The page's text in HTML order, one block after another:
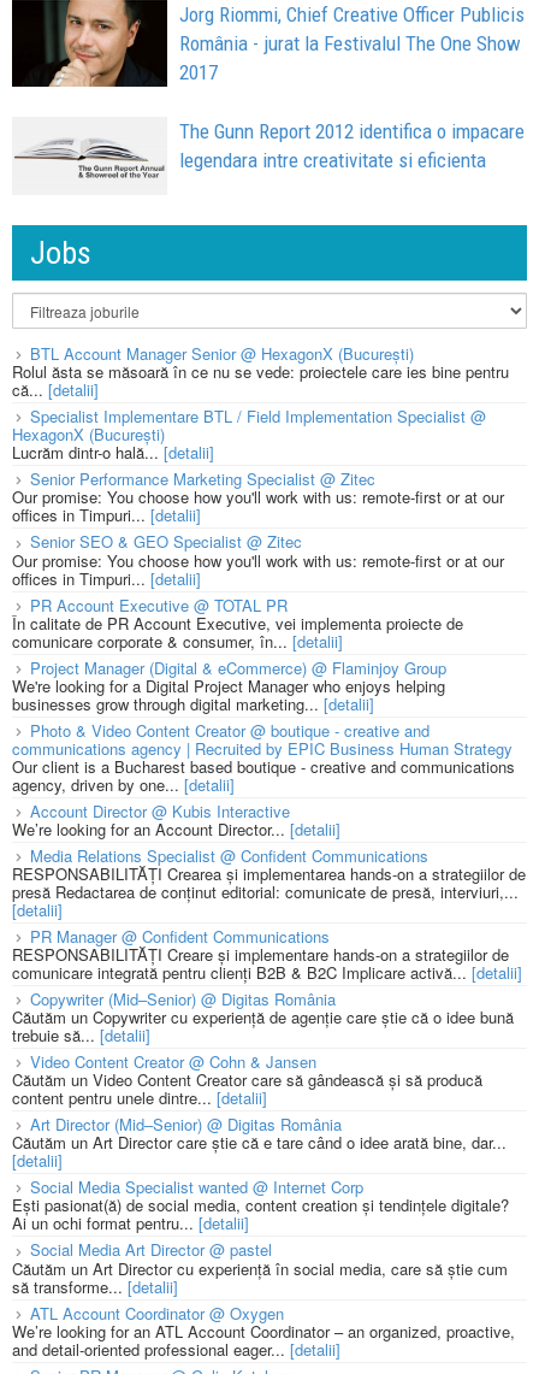
Jorg Riommi, Chief Creative Officer Publicis
România - jurat la Festivalul The One Show
2017
The Gunn Report 2012 identifica o impacare
legendara intre creativitate si eficienta
Jobs
BTL Account Manager Senior @ HexagonX (București)
Rolul ăsta se măsoară în ce nu se vede: proiectele care ies bine pentru
că... [detalii]
Specialist Implementare BTL / Field Implementation Specialist @
HexagonX (București)
Lucrăm dintr-o hală... [detalii]
Senior Performance Marketing Specialist @ Zitec
Our promise: You choose how you'll work with us: remote-first or at our
offices in Timpuri... [detalii]
Senior SEO & GEO Specialist @ Zitec
Our promise: You choose how you'll work with us: remote-first or at our
offices in Timpuri... [detalii]
PR Account Executive @ TOTAL PR
În calitate de PR Account Executive, vei implementa proiecte de
comunicare corporate & consumer, în... [detalii]
Project Manager (Digital & eCommerce) @ Flaminjoy Group
We're looking for a Digital Project Manager who enjoys helping
businesses grow through digital marketing... [detalii]
Photo & Video Content Creator @ boutique - creative and
communications agency | Recruited by EPIC Business Human Strategy
Our client is a Bucharest based boutique - creative and communications
agency, driven by one... [detalii]
Account Director @ Kubis Interactive
We’re looking for an Account Director... [detalii]
Media Relations Specialist @ Confident Communications
RESPONSABILITĂȚI Crearea și implementarea hands-on a strategiilor de
presă Redactarea de conținut editorial: comunicate de presă, interviuri,...
[detalii]
PR Manager @ Confident Communications
RESPONSABILITĂȚI Creare și implementare hands-on a strategiilor de
comunicare integrată pentru clienți B2B & B2C Implicare activă... [detalii]
Copywriter (Mid–Senior) @ Digitas România
Căutăm un Copywriter cu experiență de agenție care știe că o idee bună
trebuie să... [detalii]
Video Content Creator @ Cohn & Jansen
Căutăm un Video Content Creator care să gândească și să producă
content pentru unele dintre... [detalii]
Art Director (Mid–Senior) @ Digitas România
Căutăm un Art Director care știe că e tare când o idee arată bine, dar...
[detalii]
Social Media Specialist wanted @ Internet Corp
Ești pasionat(ă) de social media, content creation și tendințele digitale?
Ai un ochi format pentru... [detalii]
Social Media Art Director @ pastel
Căutăm un Art Director cu experiență în social media, care să știe cum
să transforme... [detalii]
ATL Account Coordinator @ Oxygen
We’re looking for an ATL Account Coordinator – an organized, proactive,
and detail-oriented professional eager... [detalii]